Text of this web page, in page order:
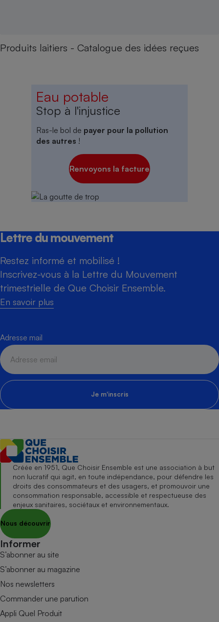
Produits laitiers - Catalogue des idées reçues
Eau potable
Stop à l'injustice
Ras-le bol de payer pour la pollution
des autres !
Renvoyons la facture
Lettre du mouvement
Restez informé et mobilisé !
Inscrivez-vous à la Lettre du Mouvement
trimestrielle de Que Choisir Ensemble.
En savoir plus
Adresse mail
Je m'inscris
Créée en 1951, Que Choisir Ensemble est une association à but
non lucratif qui agit, en toute indépendance, pour défendre les
droits des consommateurs et des usagers, et promouvoir une
consommation responsable, accessible et respectueuse des
enjeux sanitaires, sociétaux et environnementaux.
Nous découvrir
Informer
S’abonner au site
S’abonner au magazine
Nos newsletters
Commander une parution
Appli Quel Produit